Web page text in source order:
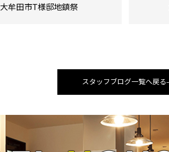
大牟田市T様邸地鎮祭
スタッフブログ一覧へ戻る